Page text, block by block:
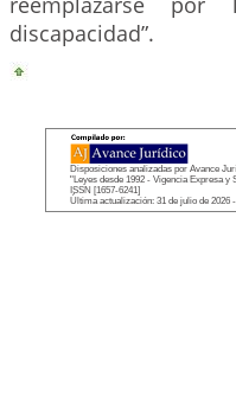
discapacidad”.
Disposiciones analizadas por Avance
"Leyes desde 1992 - Vigencia Expresa y
ISSN [1657-6241]
Última actualización: 31 de julio de